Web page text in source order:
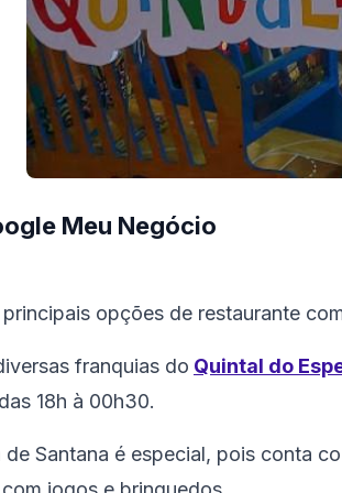
Meu Negócio
principais opções de restaurante
franquias do Quintal do
18h à 00h30.
Santana é especial, pois conta